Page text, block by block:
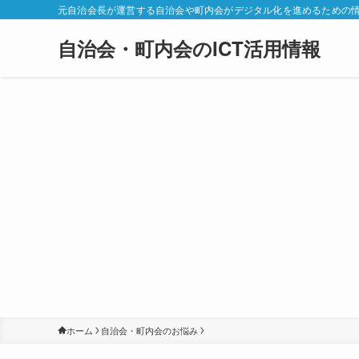
元自治会長が運営する自治会や町内会がデジタル化を進めるための
自治会・町内会のICT活用情報
ホーム 自治会・町内会のお悩み